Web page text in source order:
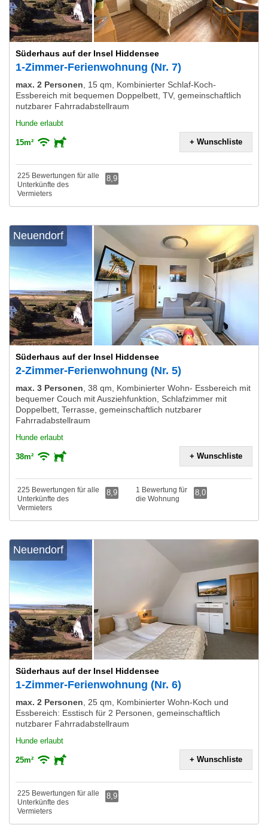
Süderhaus auf der Insel Hiddensee
1-Zimmer-Ferienwohnung (Nr. 7)
max. 2 Personen
15 qm, Kombinierter Schlaf-Koch-
Essbereich mit bequemen Doppelbett, TV, gemeinschaftlich
nutzbarer Fahrradabstellraum
Hunde erlaubt
15m² + Wunschliste
225 Bewertungen für alle
Unterkünfte des
Vermieters
8,9
Neuendorf
Süderhaus auf der Insel Hiddensee
2-Zimmer-Ferienwohnung (Nr. 5)
max. 3 Personen 38 qm, Kombinierter Wohn- Essbereich mit
bequemer Couch mit Ausziehfunktion, Schlafzimmer mit
Doppelbett, Terrasse, gemeinschaftlich nutzbarer
Fahrradabstellraum
Hunde erlaubt
38m² + Wunschliste
225 Bewertungen für alle
Unterkünfte des
Vermieters
8,9
1 Bewertung für
die Wohnung
8,0
Neuendorf
Süderhaus auf der Insel Hiddensee
1-Zimmer-Ferienwohnung (Nr. 6)
max. 2 Personen
25 qm, Kombinierter Wohn-Koch und
Essbereich: Esstisch für 2 Personen, gemeinschaftlich
nutzbarer Fahrradabstellraum
Hunde erlaubt
25m² + Wunschliste
225 Bewertungen für alle
Unterkünfte des
Vermieters
8,9